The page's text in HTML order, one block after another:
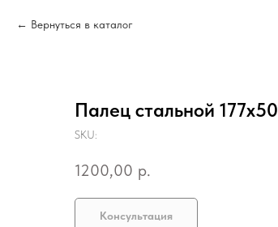
Вернуться в каталог
Палец стальной 177х50
SKU:
1200,00 р.
Консультация